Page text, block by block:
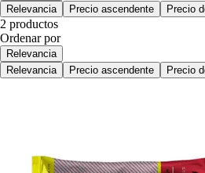
Relevancia
Precio ascendente Precio
2 productos
Ordenar por
Relevancia
Relevancia
Precio ascendente Precio